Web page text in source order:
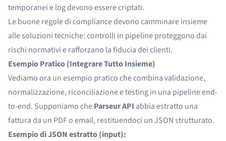
temporanei e log devono essere criptati.
Le buone regole di compliance devono camminare insieme
alle soluzioni tecniche: controlli in pipeline proteggono dai
rischi normativi e rafforzano la fiducia dei clienti.
Esempio Pratico (Integrare Tutto Insieme)
Vediamo ora un esempio pratico che combina validazione,
normalizzazione, riconciliazione e testing in una pipeline end-
to-end. Supponiamo cheParseur API abbia estratto una
fattura da un PDF o email, restituendoci un JSON strutturato.
Esempio di JSON estratto (input):